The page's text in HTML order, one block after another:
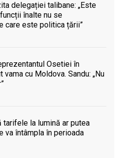
delegației talibane: „Este
înalte nu se
care este politica țării”
Osetiei în
vama cu Moldova. Sandu: „Nu
tarifele la lumină ar putea
va întâmpla în perioada